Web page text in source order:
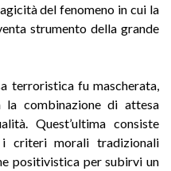
del fenomeno in cui la
strumento della grande
terroristica fu mascherata,
combinazione di attesa
Quest’ultima consiste
criteri morali tradizionali
positivistica per subirvi un